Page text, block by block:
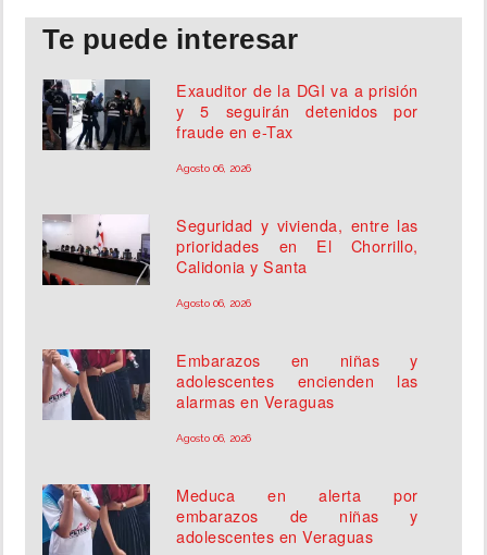
Te puede interesar
Exauditor de la DGI va a prisión
y 5 seguirán detenidos por
fraude en e-Tax
Agosto 06, 2026
Seguridad y vivienda, entre las
prioridades en El Chorrillo,
Calidonia y Santa
Agosto 06, 2026
Embarazos en niñas y
adolescentes encienden las
alarmas en Veraguas
Agosto 06, 2026
Meduca en alerta por
embarazos de niñas y
adolescentes en Veraguas